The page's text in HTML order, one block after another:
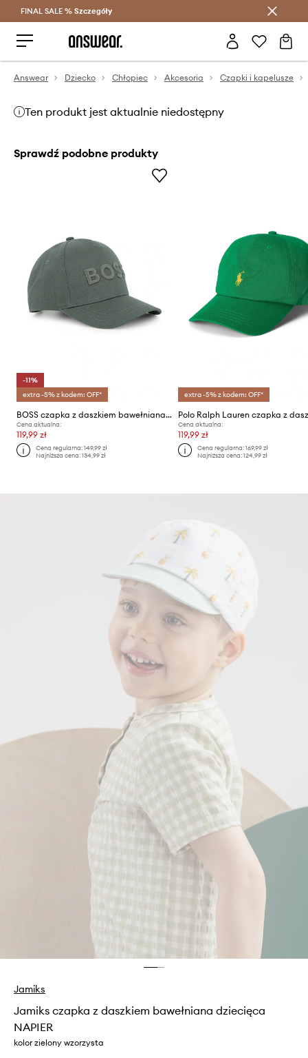
Oszczędzaj z Answear Club >
FINAL SALE % Szczegóły
Answear Dziecko Chłopiec Akcesoria Czapki i kapelusze
Ten produkt jest aktualnie niedostępny
Sprawdź podobne produkty
-11%
extra -5% z kodem: OFF*
BOSS czapka z daszkiem bawełniana dziecięca
Cena aktualna:
119,99 zł
Cena regularna:149,99 zł
Najniższa cena:134,99 zł
extra -5% z kodem: OFF*
Cena aktualna:
119,99 zł
Cena regularna: 169,99 zł
Najniższa cena: 124,99 zł
Jamiks
Jamiks czapka z daszkiem bawełniana dziecięca
NAPIER
kolor zielony wzorzysta